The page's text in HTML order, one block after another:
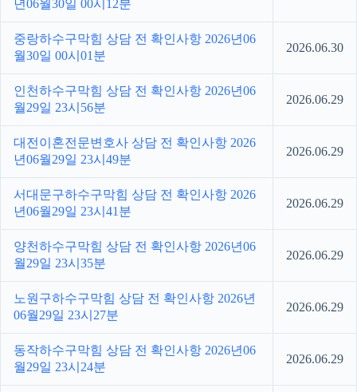
년06월30일 00시12분
중랑하수구막힘 상담 전 확인사항 2026년06
월30일 00시01분
2026.06.30
인천하수구막힘 상담 전 확인사항 2026년06
월29일 23시56분
2026.06.29
대전이혼전문변호사 상담 전 확인사항 2026
년06월29일 23시49분
2026.06.29
서대문구하수구막힘 상담 전 확인사항 2026
년06월29일 23시41분
2026.06.29
양천하수구막힘 상담 전 확인사항 2026년06
월29일 23시35분
2026.06.29
노원구하수구막힘 상담 전 확인사항 2026년
06월29일 23시27분
2026.06.29
동작하수구막힘 상담 전 확인사항 2026년06
월29일 23시24분
2026.06.29